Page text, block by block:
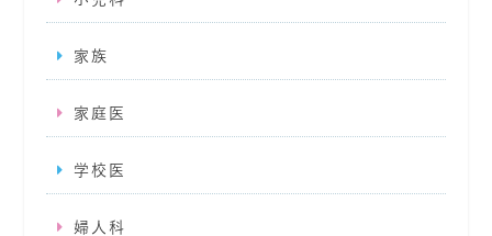
家族
家庭医
学校医
婦人科